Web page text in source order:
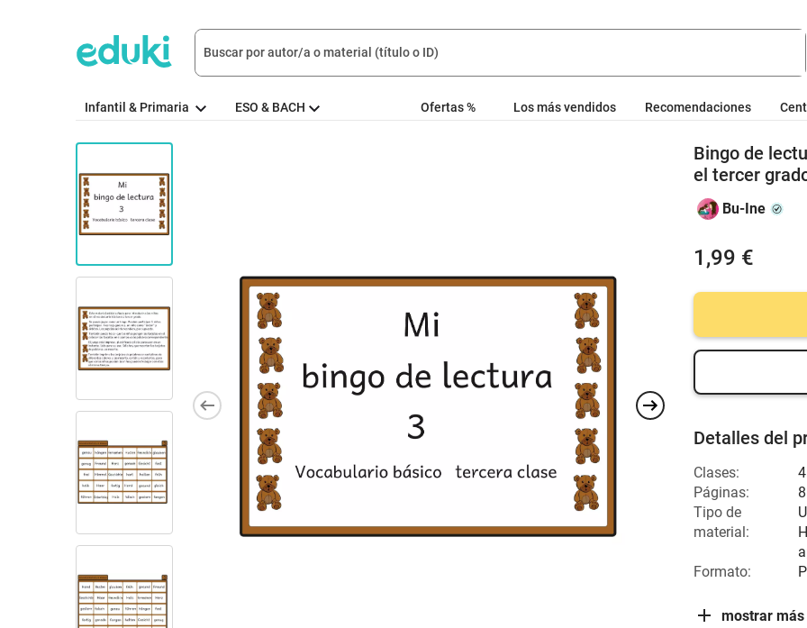
Infantil & Primaria ESO & BACH Ofertas % Los más vendidos Recomendaciones
Bingo de
el tercer
Bu-Ine
1,99 €
Detalles del
Clases:
Páginas:
Tipo de
material:
Formato:
mostrar más